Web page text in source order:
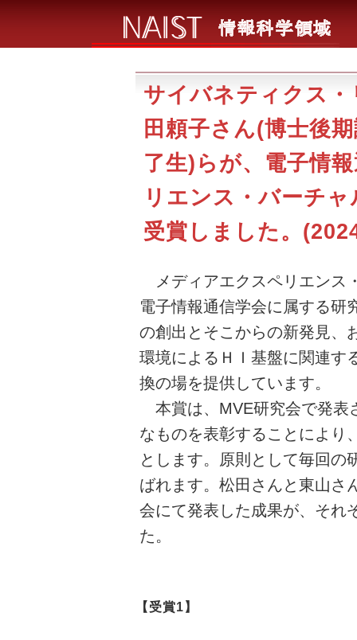
サイバネティクス
田頼子さん(博士後
了生)らが、電子情
リエンス・バーチ
受賞しました。
メディアエクスペリエンス
電子情報通信学会に属する研
の創出とそこからの新発見、
環境によるＨＩ基盤に関連す
換の場を提供しています。
本賞は、MVE研究会で発表
なものを表彰することにより
とします。原則として毎回の
ばれます。松田さんと東山さ
会にて発表した成果が、それ
た。
【受賞1】